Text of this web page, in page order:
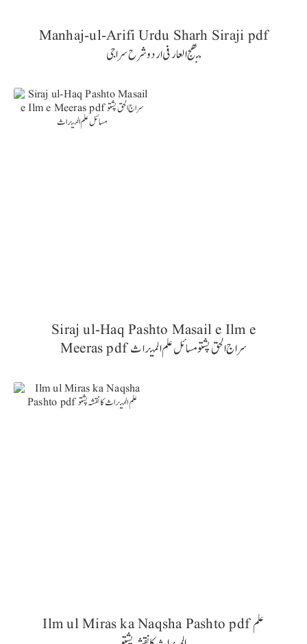
Manhaj-ul-Arifi Urdu Sharh Siraji pdf
منھج العارفی اردو شرح سراجی
Siraj ul-Haq Pashto Masail e Ilm e
Meeras pdf سراج الحق پشتو مسائل علم المیراث
Ilm ul Miras ka Naqsha Pashto pdf علم